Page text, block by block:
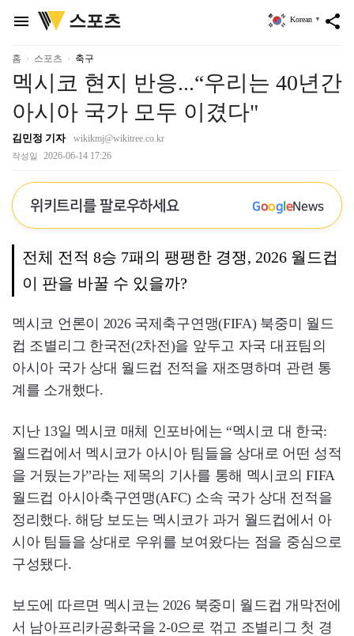
menu
위
키
리
스포츠 share
Korean ▼
홈 스포츠 축구
멕시코 현지 반응...“우리는 40년간
아시아 국가 모두 이겼다"
김민정 기자 wikikmj@wikitree.co.kr
작성일 2026-06-14 17:26
위키트리를 팔로우하세요 GoogleNews
전체 전적 8승 7패의 팽팽한 경쟁, 2026 월드컵
이 판을 바꿀 수 있을까?
멕시코 언론이 2026 국제축구연맹(FIFA) 북중미 월드
컵 조별리그 한국전(2차전)을 앞두고 자국 대표팀의
아시아 국가 상대 월드컵 전적을 재조명하며 관련 통
계를 소개했다.
지난 13일 멕시코 매체 인포바에는 “멕시코 대 한국:
월드컵에서 멕시코가 아시아 팀들을 상대로 어떤 성적
을 거뒀는가”라는 제목의 기사를 통해 멕시코의 FIFA
월드컵 아시아축구연맹(AFC) 소속 국가 상대 전적을
정리했다. 해당 보도는 멕시코가 과거 월드컵에서 아
시아 팀들을 상대로 우위를 보여왔다는 점을 중심으로
구성됐다.
보도에 따르면 멕시코는 2026 북중미 월드컵 개막전에
서 남아프리카공화국을 2-0으로 꺾고 조별리그 첫 경